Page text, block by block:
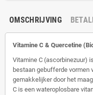
OMSCHRIJVING
Vitamine C & Quercetine
Vitamine C (ascorbinezuur)
bestaan gebufferde vormen
gemakkelijker door het
C is een wateroplosbare